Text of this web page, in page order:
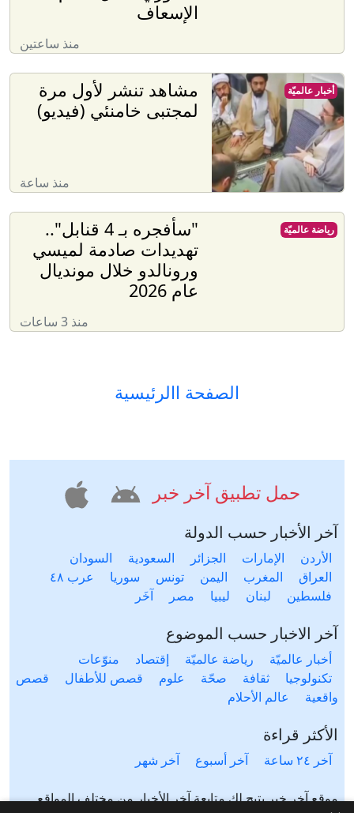
الإسعاف
منذ ساعتين
مشاهد تنشر لأول مرة
لمجتبى خامنئي (فيديو)
منذ ساعة
أخبار عالميّة
"سأفجره بـ 4 قنابل"..
تهديدات صادمة لميسي
ورونالدو خلال مونديال
عام 2026
منذ 3 ساعات
رياضة عالميّة
الصفحة االرئيسية
حمل تطبيق آخر خبر
آخر الأخبار حسب الدولة
الأردن الإمارات الجزائر السعودية
السودان
العراق
المغرب اليمن تونس سوريا
عرب ٤٨
فلسطين
لبنان ليبيا مصر آخَر
آخر الاخبار حسب الموضوع
أخبار عالميّة رياضة عالميّة إقتصاد
منوّعات
تكنولوجيا
ثقافة صحّة علوم قصص للأطفال
قصص
واقعية
عالم الأحلام
الأكثر قراءة
آخر ٢٤ ساعة آخر أسبوع آخر شهر
موقع آخر خبر يتيح لك متابعة آخر الأخبار من مختلف المواقع